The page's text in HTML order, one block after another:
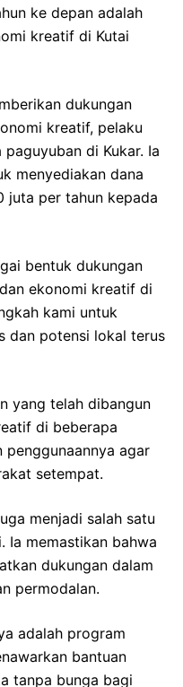
ke depan adalah
kreatif di Kutai
dukungan
kreatif, pelaku
di Kukar. Ia
menyediakan dana
juta per tahun kepada
bentuk dukungan
ekonomi kreatif di
kami untuk
dan potensi lokal terus
yang telah dibangun
di beberapa
agar
setempat.
menjadi salah satu
Ia memastikan bahwa
dukungan dalam
permodalan.
adalah program
bantuan
tanpa bunga bagi